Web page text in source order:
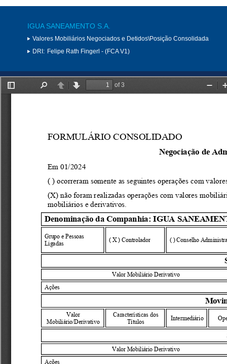
IGUA SANEAMENTO S.A.
Valores Mobiliários Negociados e Detidos\Posição Consolidada
DRI: Felipe Rath Fingerl - (FCA V1)